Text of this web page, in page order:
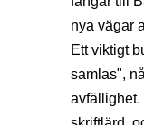
nya vägar
Ett viktigt
samlas",
avfällighet.